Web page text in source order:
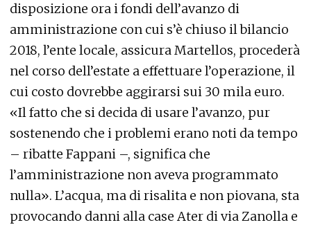
disposizione ora i fondi dell’avanzo di
amministrazione con cui s’è chiuso il bilancio
2018, l’ente locale, assicura Martellos, procederà
nel corso dell’estate a effettuare l’operazione, il
cui costo dovrebbe aggirarsi sui 30 mila euro.
«Il fatto che si decida di usare l’avanzo, pur
sostenendo che i problemi erano noti da tempo
– ribatte Fappani –, significa che
l’amministrazione non aveva programmato
nulla». L’acqua, ma di risalita e non piovana, sta
provocando danni alla case Ater di via Zanolla e